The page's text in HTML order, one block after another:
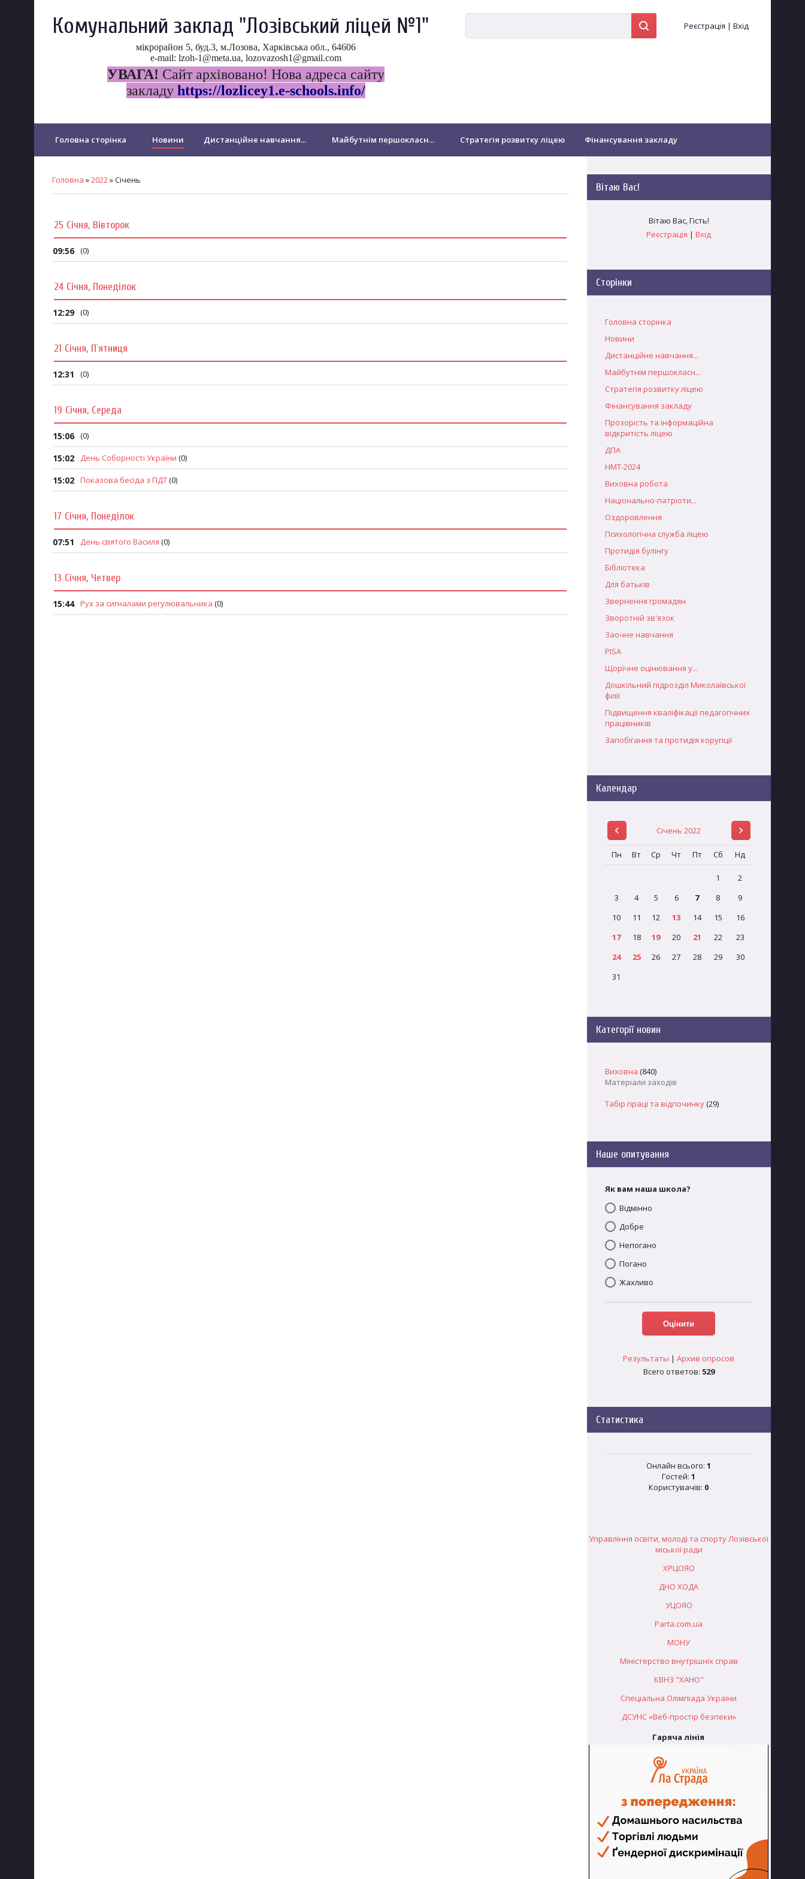
Комунальний заклад "Лозівський ліцей №1"
мікрорайон 5, буд.3, м.Лозова, Харківська обл., 64606
e-mail: lzoh-1@meta.ua, lozovazosh1@gmail.com
УВАГА! Сайт архівовано! Нова адреса сайту
закладу https://lozlicey1.e-schools.info/
Реєстрація | Вхід
Головна сторінка Новини Дистанційне навчання... Майбутнім першокласн... Стратегія розвитку ліцею Фінансування закладу
Оздоровлення
PISA Щорічне оцінювання у... Дошкільний підрозділ Миколаївської філії Підвищення кваліфікації педагогічних працівників
Головна »2022»Січень
25 Січня, Вівторок
09:56 (0)
24 Січня, Понеділок
12:29 (0)
21 Січня, П`ятниця
12:31 (0)
19 Січня, Середа
15:06 (0)
15:02 День Соборності України (0)
15:02 Показова бесіда з ПДТ(0)
17 Січня, Понеділок
07:51 День святого Василя (0)
13 Січня, Четвер
15:44 Рух за сигналами регулювальника (0)
Вітаю Вас!
Вітаю Вас,Гість!
Реєстрація | Вхід
Сторінки
Головна сторінка
Новини
Дистанційне навчання...
Майбутнім першокласн...
Стратегія розвитку ліцею
Фінансування закладу
Прозорість та інформаційна
відкритість ліцею
ДПА
НМТ-2024
Виховна робота
Національно-патріоти...
Оздоровлення
Психологічна служба ліцею
Протидія булінгу
Бібліотека
Для батьків
Звернення громадян
Зворотній зв'язок
Заочне навчання
PISA
Щорічне оцінювання у...
Дошкільний підрозділ Миколаївської
філії
Підвищення кваліфікації педагогічних
працівників
Запобігання та протидія корупції
Календар
Січень 2022
Пн Вт Ср Чт Пт Сб Нд
1
2
3
4 5 6 7 8
9
10
11 12 13 14 15
16
17
18 19 20 21 22
23
24
25 26 27 28 29
30
31
Категорії новин
Виховна (840)
Матеріали заходів
Табір праці та відпочинку(29)
Наше опитування
Як вам наша школа?
Відмінно
Добре
Непогано
Погано
Жахливо
Результаты |Архив опросов
Всего ответов: 529
Статистика
Онлайн всього:1
Гостей:1
Користувачів: 0
Управління освіти, молоді та спорту Лозівської
міської ради
ХРЦОЯО
ДНО ХОДА
УЦОЯО
Parta.com.ua
МОНУ
Міністерство внутрішніх справ
КВНЗ "ХАНО"
Спеціальна Олімпіада України
ДСУНС «Веб-простір безпеки»
Гаряча лінія